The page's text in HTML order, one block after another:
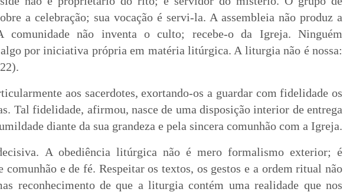
a celebração; sua vocação é servi-la. A assembleia não produz a
não inventa o culto; recebe-o da Igreja. Ninguém
por iniciativa própria em matéria litúrgica. A liturgia não é nossa:
aos sacerdotes, exortando-os a guardar com fidelidade os
Tal fidelidade, afirmou, nasce de uma disposição interior de entrega
diante da sua grandeza e pela sincera comunhão com a Igreja.
A obediência litúrgica não é mero formalismo exterior; é
comunhão e de fé. Respeitar os textos, os gestos e a ordem ritual não
reconhecimento de que a liturgia contém uma realidade que nos